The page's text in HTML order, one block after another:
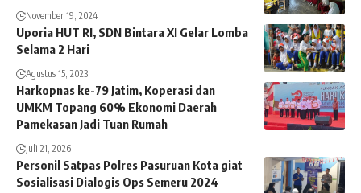
November 19, 2024
Uporia HUT RI, SDN Bintara XI Gelar Lomba
Selama 2 Hari
Agustus 15, 2023
Harkopnas ke-79 Jatim, Koperasi dan
UMKM Topang 60% Ekonomi Daerah
Pamekasan Jadi Tuan Rumah
Juli 21, 2026
Personil Satpas Polres Pasuruan Kota giat
Sosialisasi Dialogis Ops Semeru 2024